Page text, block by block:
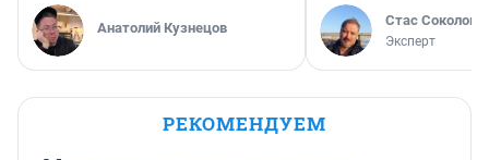
Анатолий Кузнецов Стас Соколов
Эксперт
РЕКОМЕНДУЕМ